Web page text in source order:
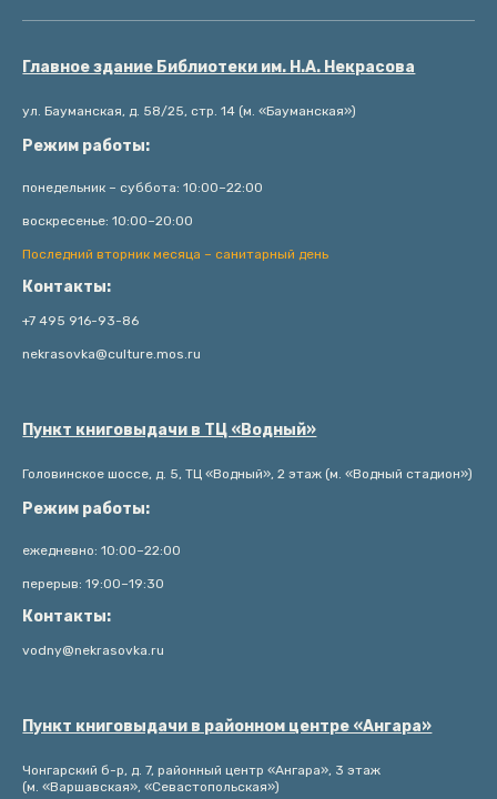
Главное здание Библиотеки им. Н.А. Некрасова
ул. Бауманская, д. 58/25, стр. 14 (м. «Бауманская»)
Режим работы:
понедельник – суббота: 10:00–22:00
воскресенье: 10:00–20:00
Последний вторник месяца – санитарный день
Контакты:
+7 495 916-93-86
nekrasovka@culture.mos.ru
Пункт книговыдачи в ТЦ «Водный»
Головинское шоссе, д. 5, ТЦ «Водный», 2 этаж (м. «Водный стадион»)
Режим работы:
ежедневно: 10:00–22:00
перерыв: 19:00–19:30
Контакты:
vodny@nekrasovka.ru
Пункт книговыдачи в районном центре «Ангара»
Чонгарский б-р, д. 7, районный центр «Ангара», 3 этаж
(м. «Варшавская», «Севастопольская»)